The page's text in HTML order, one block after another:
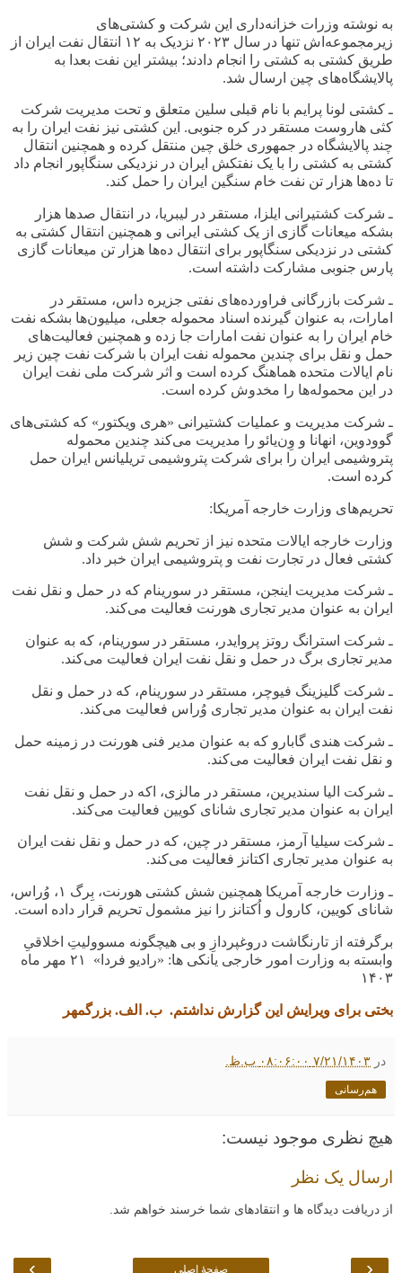
به نوشته وزرات خزانه‌داری این شرکت و کشتی‌های
زیرمجموعه‌اش تنها در سال ۲۰۲۳ نزدیک به ۱۲
انتقال نفت ایران از
طریق کشتی به کشتی را انجام دادند؛ بیشتر این نفت بعدا به
پالایشگاه‌های چین ارسال شد.
ـ کشتی لونا پرایم با نام قبلی سلین متعلق و تحت مدیریت شرکت
کثی هاروست مستقر در کره جنوبی. این کشتی نیز نفت ایران را به
چند پالایشگاه در جمهوری خلق چین منتقل کرده و همچنین انتقال
کشتی به کشتی را با یک نفتکش ایران در نزدیکی سنگاپور انجام داد
تا ده‌ها هزار تن نفت خام سنگین ایران را حمل کند.
ـ شرکت کشتیرانی ایلزا، مستقر در لیبریا، در انتقال صدها هزار
بشکه میعانات گازی از یک کشتی ایرانی و همچنین انتقال کشتی به
کشتی در نزدیکی سنگاپور برای انتقال ده‌ها هزار تن میعانات گازی
پارس جنوبی مشارکت داشته است.
ـ شرکت بازرگانی فراورده‌های نفتی جزیره داس، مستقر در
امارات، به عنوان گیرنده اسناد محموله جعلی، میلیون‌ها بشکه نفت
خام ایران را به عنوان نفت امارات جا زده و همچنین فعالیت‌های
حمل و نقل برای چندین محموله نفت ایران با شرکت نفت چین زیر
نام ایالات متحده هماهنگ کرده است و اثر شرکت ملی نفت ایران
در این محموله‌ها را مخدوش کرده است.
ـ شرکت مدیریت و عملیات کشتیرانی «هری ویکتور» که کشتی‌های
گوودوین، انهانا و وِن‌یائو را مدیریت می‌کند چندین محموله
پتروشیمی ایران را برای شرکت پتروشیمی تریلیانس ایران حمل
کرده است.
تحریم‌های وزارت خارجه آمریکا:
وزارت خارجه ایالات متحده نیز از تحریم شش شرکت و شش
کشتی فعال در تجارت نفت و پتروشیمی ایران خبر داد.
ـ شرکت مدیریت اینجن، مستقر در سورینام که در حمل و نقل نفت
ایران به عنوان مدیر تجاری هورنت فعالیت می‌کند.
ـ شرکت استرانگ روتز پروایدر، مستقر در سورینام، که به عنوان
مدیر تجاری برگ در حمل و نقل نفت ایران فعالیت می‌کند.
ـ شرکت گلیزینگ فیوچر، مستقر در سورینام، که در حمل و نقل
نفت ایران به عنوان مدیر تجاری وُراس فعالیت می‌کند.
ـ شرکت هندی گابارو که به عنوان مدیر فنی هورنت در زمینه حمل
و نقل نفت ایران فعالیت می‌کند.
ـ شرکت الیا سندیرین، مستقر در مالزی، اکه در حمل و نقل نفت
ایران به عنوان مدیر تجاری شانای کویین فعالیت می‌کند.
ـ شرکت سیلیا آرمز، مستقر در چین، که در حمل و نقل نفت ایران
به عنوان مدیر تجاری اکتانز فعالیت می‌کند.
ـ وزارت خارجه آمریکا همچنین شش کشتی هورنت، بِرگ ۱، وُراس،
شانای کویین، کارول و اُکتانز را نیز مشمول تحریم قرار داده است.
برگرفته از تارنگاشت دروغپردازِ و بی هیچگونه مسوولیتِ اخلاقیِ
وابسته به وزارت امور خارجی یانکی ها: «رادیو فردا» ۲۱ مهر ماه
۱۴۰۳
بختی برای ویرایش این گزارش نداشتم. ب. الف. بزرگمهر
در ۷/۲۱/۱۴۰۳ ۰۸:۰۶:۰۰ ب.ظ.
هم‌رسانی
هیچ نظری موجود نیست:
ارسال یک نظر
از دریافت دیدگاه ها و انتقادهای شما خرسند خواهم شد.
صفحهٔ اصلی